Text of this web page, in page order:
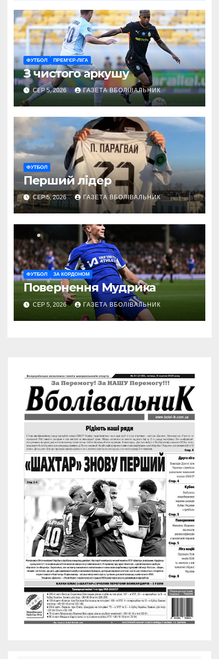
ФУТБОЛ ПРЕМ’ЄР-ЛІГА
З чистого аркушу
СЕР 5, 2026 ГАЗЕТА ВБОЛІВАЛЬНИК
ФУТБОЛ
Перший лідер
СЕР 5, 2026 ГАЗЕТА ВБОЛІВАЛЬНИК
ФУТБОЛ ЗА КОРДОНОМ
Повернення Мудрика
СЕР 5, 2026 ГАЗЕТА ВБОЛІВАЛЬНИК